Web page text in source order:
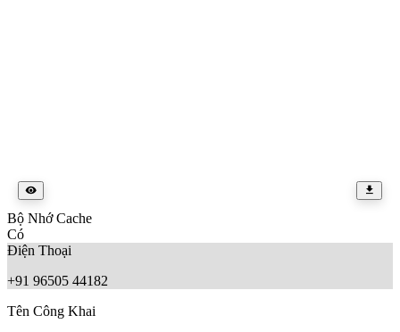
Bộ Nhớ Cache
Có
Điện Thoại
+91 96505 44182
Tên Công Khai